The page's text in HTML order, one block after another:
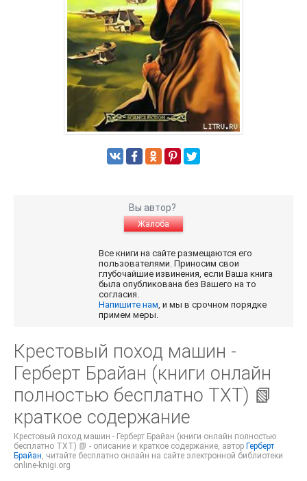
Вы автор?
Жалоба
Все книги на сайте размещаются его
пользователями. Приносим свои
глубочайшие извинения, если Ваша книга
была опубликована без Вашего на то
согласия.
Напишите нам, и мы в срочном порядке
примем меры.
Крестовый поход машин -
Герберт Брайан (книги онлайн
полностью бесплатно TXT) 📗
краткое содержание
Крестовый поход машин - Герберт Брайан (книги онлайн полностью
бесплатно TXT) 📗 - описание и краткое содержание, автор Герберт
Брайан, читайте бесплатно онлайн на сайте электронной библиотеки
online-knigi.org